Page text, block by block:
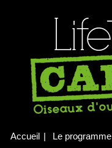
Accueil | Le programme